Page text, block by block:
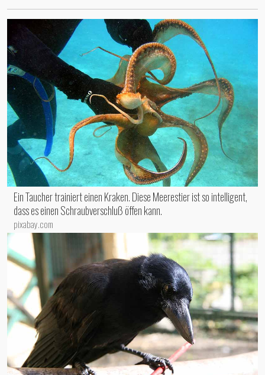
Ein Taucher trainiert einen Kraken. Diese Meerestier ist so intelligent,
dass es einen Schraubverschluß öffen kann.
pixabay.com